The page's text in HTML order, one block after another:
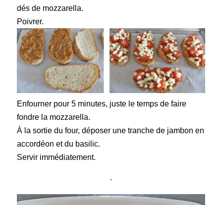
dés de mozzarella.
Poivrer.
Enfourner pour 5 minutes, juste le temps de faire
fondre la mozzarella.
À la sortie du four, déposer une tranche de jambon en
accordéon et du basilic.
Servir immédiatement.
.